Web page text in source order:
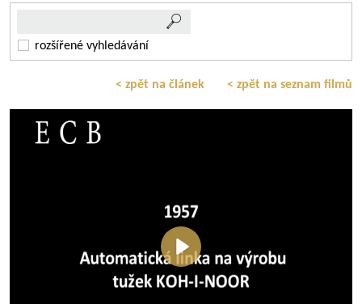
rozšířené vyhledávání
< zpět na článek < zpět na seznam filmů
Přehrát